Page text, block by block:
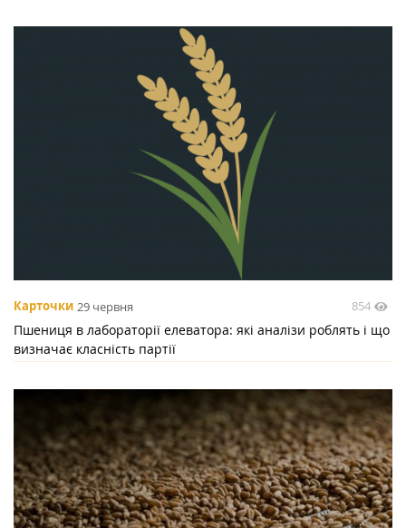
Карточки 29 червня 854
Пшениця в лабораторії елеватора: які аналізи роблять і що
визначає класність партії